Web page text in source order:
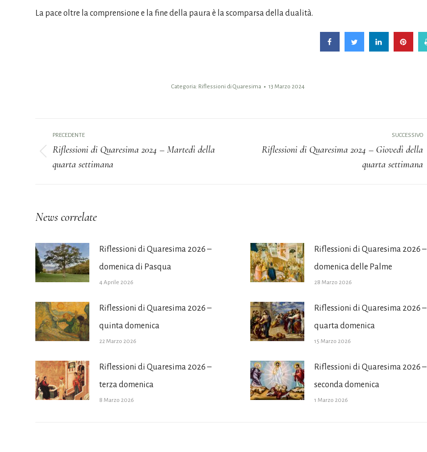
La pace oltre la comprensione e la fine della paura è la scomparsa della dualità.
Categoria: Riflessioni di Quaresima 13 Marzo 2024
Naviga
tra
PRECEDENTE
Riflessioni di Quaresima 2024 – Martedì della
quarta settimana
SUCCESSIVO
Riflessioni di Quaresima 2024 – Giovedì della
quarta settimana
News correlate
Riflessioni di Quaresima 2026 –
domenica di Pasqua
4 Aprile 2026
Riflessioni di Quaresima 2026 –
domenica delle Palme
28 Marzo 2026
Riflessioni di Quaresima 2026 –
quinta domenica
22 Marzo 2026
Riflessioni di Quaresima 2026 –
quarta domenica
15 Marzo 2026
Riflessioni di Quaresima 2026 –
terza domenica
8 Marzo 2026
Riflessioni di Quaresima 2026 –
seconda domenica
1 Marzo 2026